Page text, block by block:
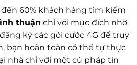
60% khách hàng tìm kiếm
thuận chỉ với mục đích nhờ
ký các gói cước 4G để truy
bạn hoàn toàn có thể tự thực
nhà chỉ với một cú pháp tin